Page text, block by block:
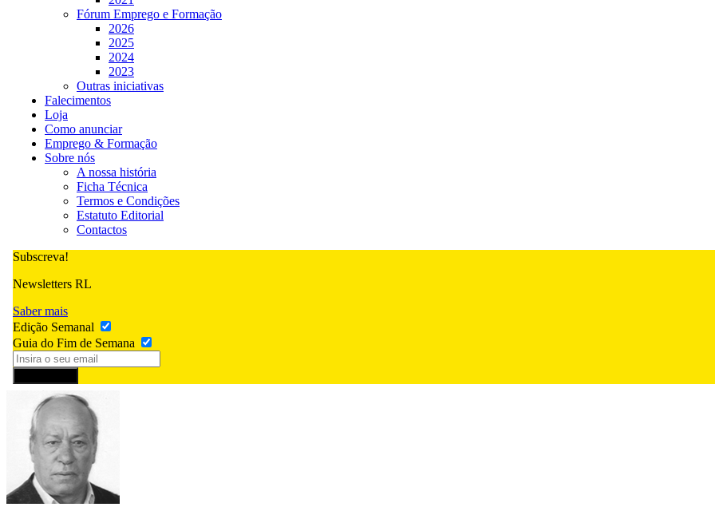
Fórum Emprego e Formação
2026
2025
2024
2023
Outras iniciativas
Falecimentos
Loja
Como anunciar
Emprego & Formação
Sobre nós
A nossa história
Ficha Técnica
Termos e Condições
Estatuto Editorial
Contactos
Subscreva!
Newsletters RL
Saber mais
Edição Semanal
Guia do Fim de Semana